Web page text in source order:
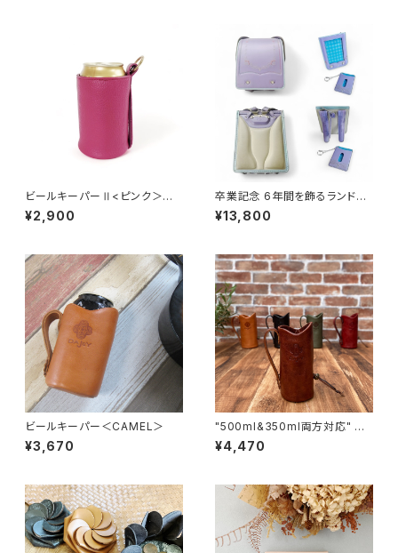
ビールキーパーⅡ<ピンク＞
シュリンクレザー
¥2,900
卒業記念 6年間を飾るランドセ
ルフレーム （ランドセルリメイ
ク） パスケースセット
¥13,800
ビールキーパー＜CAMEL＞
¥3,670
"500ml&350ml両方対応" ビ
ールキーパー＜BROWN＞
¥4,470